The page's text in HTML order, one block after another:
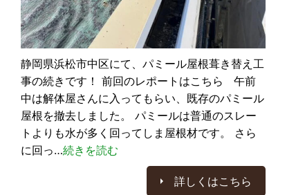
静岡県浜松市中区にて、パミール屋根葺き替え工
事の続きです！ 前回のレポートはこちら 午前
中は解体屋さんに入ってもらい、既存のパミール
屋根を撤去しました。 パミールは普通のスレー
トよりも水が多く回ってしま屋根材です。 さら
に回っ…続きを読む
詳しくはこちら